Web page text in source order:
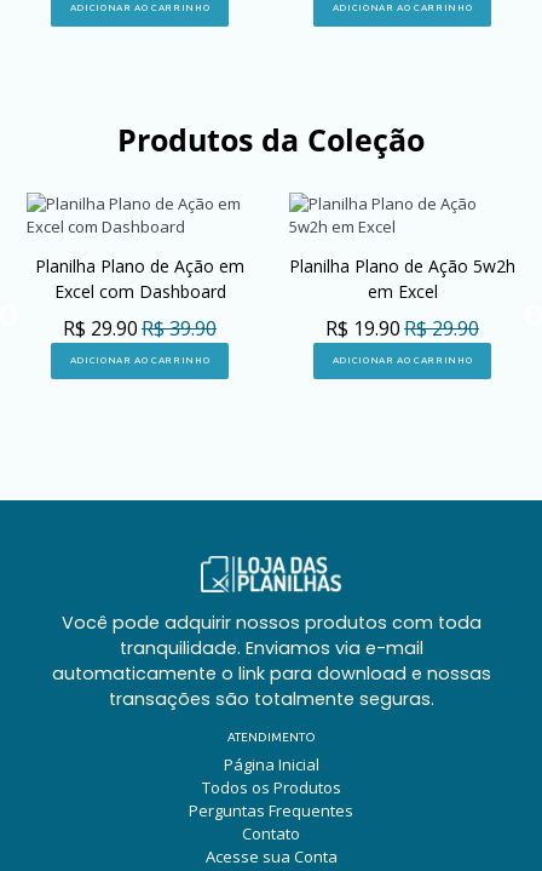
ADICIONAR AO CARRINHO ADICIONAR AO CARRINHO
Produtos da Coleção
Planilha Plano de Ação em
Excel com Dashboard
R$ 29.90R$ 39.90
ADICIONAR AO CARRINHO
Planilha Plano de Ação 5w2h
em Excel
R$ 19.90R$ 29.90
ADICIONAR AO CARRINHO
Você pode adquirir nossos produtos com toda
tranquilidade. Enviamos via e-mail
automaticamente o link para download e nossas
transações são totalmente seguras.
ATENDIMENTO
Página Inicial
Todos os Produtos
Perguntas Frequentes
Contato
Acesse sua Conta